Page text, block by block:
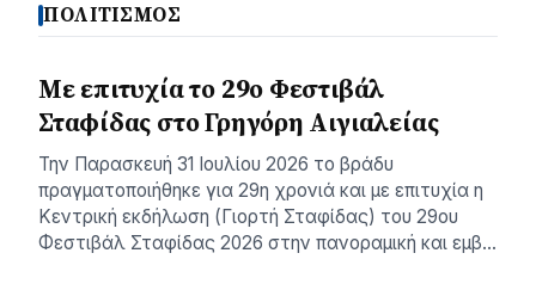
ΠΟΛΙΤΙΣΜΟΣ
Με επιτυχία το 29ο Φεστιβάλ
Σταφίδας στο Γρηγόρη Aιγιαλείας
Την Παρασκευή 31 Ιουλίου 2026 το βράδυ
πραγματοποιήθηκε για 29η χρονιά και με επιτυχία η
Κεντρική εκδήλωση (Γιορτή Σταφίδας) του 29ου
Φεστιβάλ Σταφίδας 2026 στην πανοραμική και εμβ…